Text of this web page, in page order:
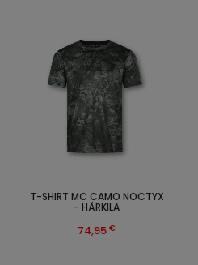
T-SHIRT MC CAMO NOCTYX
- HÄRKILA
74,95 €